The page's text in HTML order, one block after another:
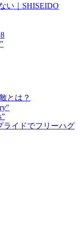
い｜SHISEIDO
とは？
ライドでフリーハグ